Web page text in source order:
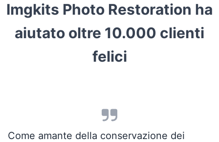
Imgkits Photo Restoration ha
aiutato oltre 10.000 clienti
felici
Come amante della conservazione dei